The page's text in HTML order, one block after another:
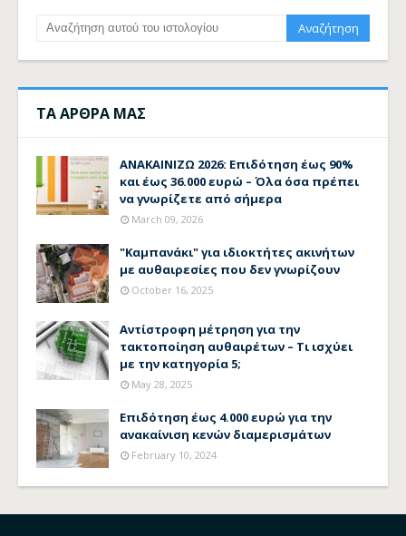
ΤΑ ΑΡΘΡΑ ΜΑΣ
ΑΝΑΚΑΙΝΙΖΩ 2026: Επιδότηση έως 90%
και έως 36.000 ευρώ – Όλα όσα πρέπει
να γνωρίζετε από σήμερα
March 09, 2026
"Καμπανάκι" για ιδιοκτήτες ακινήτων
με αυθαιρεσίες που δεν γνωρίζουν
October 16, 2025
Αντίστροφη μέτρηση για την
τακτοποίηση αυθαιρέτων – Τι ισχύει
με την κατηγορία 5;
May 28, 2025
Επιδότηση έως 4.000 ευρώ για την
ανακαίνιση κενών διαμερισμάτων
February 10, 2024